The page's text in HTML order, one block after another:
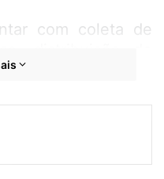
com coleta de
atividade física
e conscientizar a
dos resíduos